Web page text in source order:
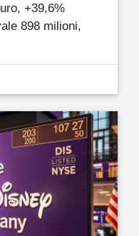
+39,6%
898 milioni,